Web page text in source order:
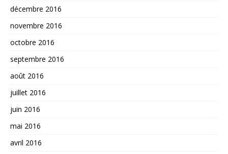
décembre 2016
novembre 2016
octobre 2016
septembre 2016
août 2016
juillet 2016
juin 2016
mai 2016
avril 2016